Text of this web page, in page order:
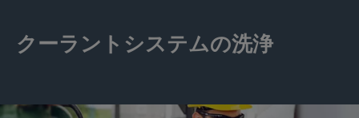
クーラントシステムの洗浄